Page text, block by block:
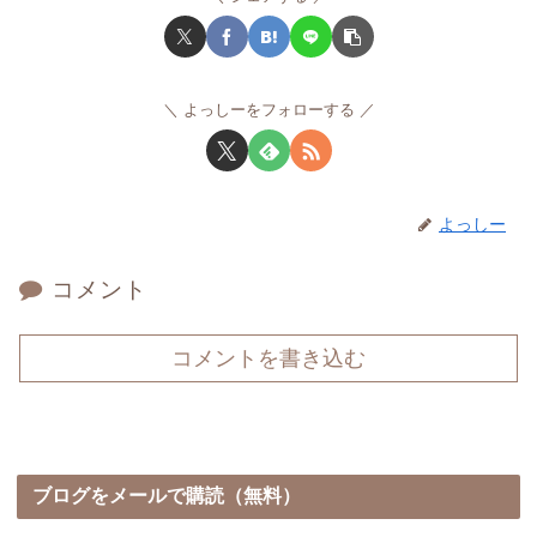
よっしーをフォローする
よっしー
コメント
コメントを書き込む
ブログをメールで購読（無料）